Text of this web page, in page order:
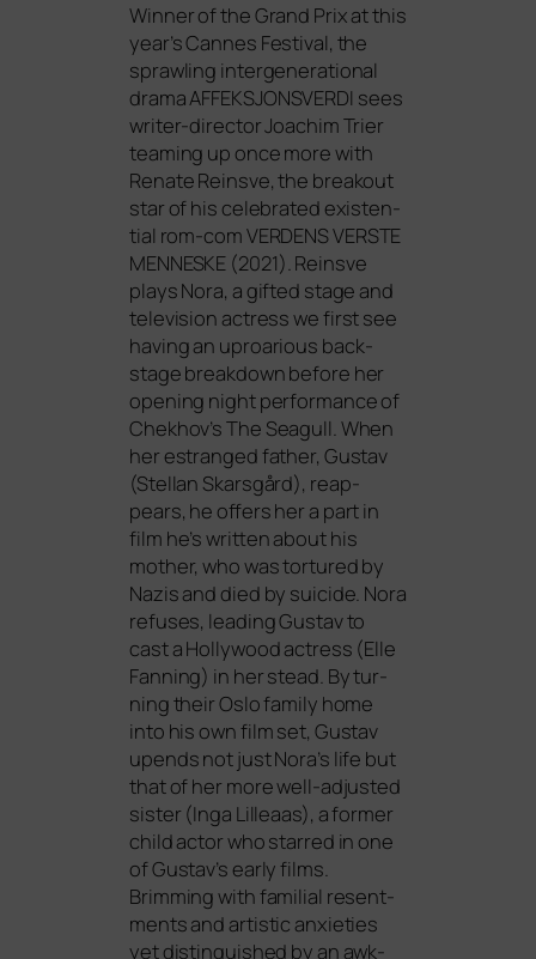
Winner of the Grand Prix at this
year’s Cannes Festival, the
spraw­ling inter­ge­ne­ra­tio­nal
dra­maAFFEKSJONSVERDI sees
wri­ter-direc­tor Joachim Trier
team­ing up once more with
Renate Reinsve, the brea­kout
star of his cele­bra­ted exis­ten­
ti­al rom-comVERDENSVERSTE
MENNESKE (2021). Reinsve
plays Nora, a gifted stage and
tele­vi­si­on actress we first see
having an uproa­rious back­
stage break­down befo­re her
ope­ning night per­for­mance of
Chekhov’s The Seagull. When
her estran­ged father, Gustav
(Stellan Skarsgård), reap­
pears, he offers her a part in
film he’s writ­ten about his
mother, who was tor­tu­red by
Nazis and died by sui­ci­de. Nora
refu­ses, lea­ding Gustav to
cast a Hollywood actress (Elle
Fanning) in her stead. By tur­
ning their Oslo fami­ly home
into his own film set, Gustav
upen­ds not just Nora’s life but
that of her more well-adjus­ted
sis­ter (Inga Lilleaas), a for­mer
child actor who star­red in one
of Gustav’s ear­ly films.
Brimming with fami­li­al resent­
ments and artis­tic anxie­ties
yet distin­gu­is­hed by an awk­